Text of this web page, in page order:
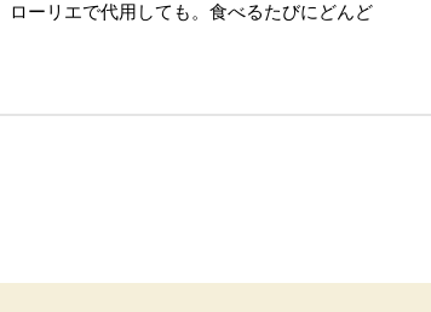
ーリエで代用しても。食べるたびにどんど